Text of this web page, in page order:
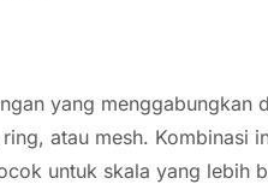
yang menggabungkan
atau mesh. Kombinasi
untuk skala yang lebih